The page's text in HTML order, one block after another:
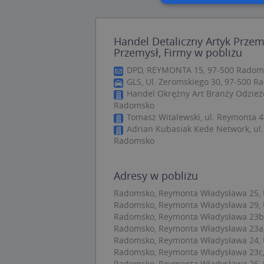
Handel Detaliczny Artyk
Przemysł, Firmy w pobliżu
DPD, REYMONTA 15, 97-500
GLS, Ul. Zeromskiego 30, 97-500
Handel Okrężny Art Branży
Radomsko
Tomasz Witalewski, ul. Reymonta
Adrian Kubasiak Kede Network,
Radomsko
Adresy w pobliżu
Radomsko, Reymonta Władysława
Radomsko, Reymonta Władysława
Radomsko, Reymonta Władysława
Radomsko, Reymonta Władysława
Radomsko, Reymonta Władysława
Radomsko, Reymonta Władysława
Niezbędne pliki
zarządzanie
Nazwa
Nazwa
_ga_DEEKR6C5LV
Nazwa
MUID
Nazwa